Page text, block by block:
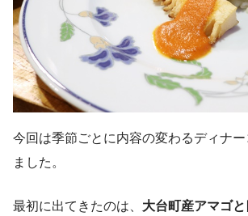
今回は季節ごとに内容の変わるディナ
ました。
最初に出てきたのは、 大台町産アマゴ